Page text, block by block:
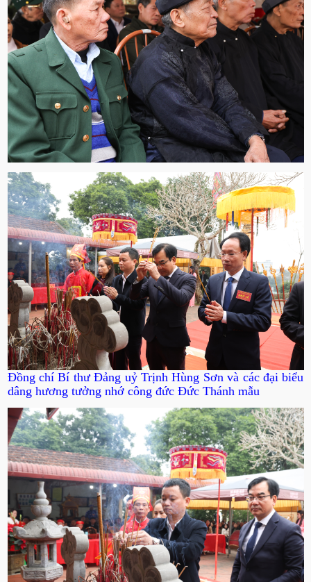
Đồng chí Bí thư Đảng uỷ Trịnh Hùng Sơn và các đại biểu
dâng hương tưởng nhớ công đức Đức Thánh mẫu